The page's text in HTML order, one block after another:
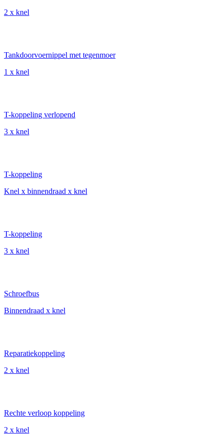
2 x knel
Tankdoorvoernippel met tegenmoer
1 x knel
T-koppeling verlopend
3 x knel
T-koppeling
Knel x binnendraad x knel
T-koppeling
3 x knel
Schroefbus
Binnendraad x knel
Reparatiekoppeling
2 x knel
Rechte verloop koppeling
2 x knel